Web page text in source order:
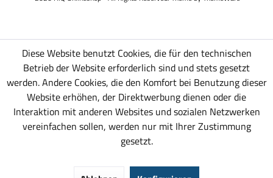
Diese Website benutzt Cookies, die für den technischen
Betrieb der Website erforderlich sind und stets gesetzt
werden. Andere Cookies, die den Komfort bei Benutzung dieser
Website erhöhen, der Direktwerbung dienen oder die
Interaktion mit anderen Websites und sozialen Netzwerken
vereinfachen sollen, werden nur mit Ihrer Zustimmung
gesetzt.